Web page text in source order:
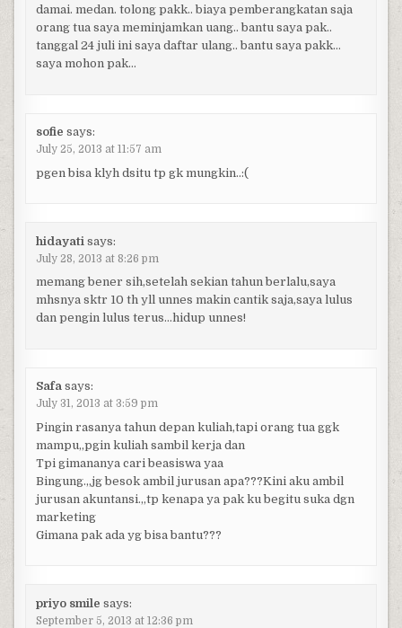
damai. medan. tolong pakk.. biaya pemberangkatan saja
orang tua saya meminjamkan uang.. bantu saya pak..
tanggal 24 juli ini saya daftar ulang.. bantu saya pakk…
saya mohon pak…
sofie says:
July 25, 2013 at 11:57 am
pgen bisa klyh dsitu tp gk mungkin..:(
hidayati says:
July 28, 2013 at 8:26 pm
memang bener sih,setelah sekian tahun berlalu,saya
mhsnya sktr 10 th yll unnes makin cantik saja,saya lulus
dan pengin lulus terus…hidup unnes!
Safa says:
July 31, 2013 at 3:59 pm
Pingin rasanya tahun depan kuliah,tapi orang tua ggk
mampu,,pgin kuliah sambil kerja dan
Tpi gimananya cari beasiswa yaa
Bingung.,,jg besok ambil jurusan apa???Kini aku ambil
jurusan akuntansi.,,tp kenapa ya pak ku begitu suka dgn
marketing
Gimana pak ada yg bisa bantu???
priyo smile says:
September 5, 2013 at 12:36 pm